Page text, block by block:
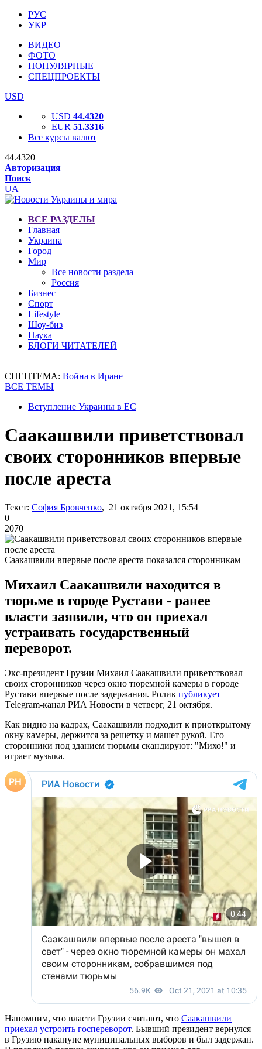
РУС
УКР
ВИДЕО
ФОТО
ПОПУЛЯРНЫЕ
СПЕЦПРОЕКТЫ
USD
USD 44.4320
EUR 51.3316
Все курсы валют
44.4320
Авторизация
Поиск
UA
ВСЕ РАЗДЕЛЫ
Главная
Украина
Город
Мир
Все новости раздела
Россия
Бизнес
Спорт
Lifestyle
Шоу-биз
Наука
БЛОГИ ЧИТАТЕЛЕЙ
СПЕЦТЕМА: Война в Иране
ВСЕ ТЕМЫ
Вступление Украины в ЕС
Саакашвили приветствовал
своих сторонников впервые
после ареста
Текст: София Бровченко, 21 октября 2021, 15:54
0
2070
Саакашвили впервые после ареста показался сторонникам
Михаил Саакашвили находится в
тюрьме в городе Рустави - ранее
власти заявили, что он приехал
устраивать государственный
переворот.
Экс-президент Грузии Михаил Саакашвили приветствовал
своих сторонников через окно тюремной камеры в городе
Рустави впервые после задержания. Ролик публикует
Тelegram-канал РИА Новости в четверг, 21 октября.
Как видно на кадрах, Саакашвили подходит к приоткрытому
окну камеры, держится за решетку и машет рукой. Его
сторонники под зданием тюрьмы скандируют: "Михо!" и
играет музыка.
Напомним, что власти Грузии считают, что Саакашвили
приехал устроить госпереворот. Бывший президент вернулся
в Грузию накануне муниципальных выборов и был задержан.